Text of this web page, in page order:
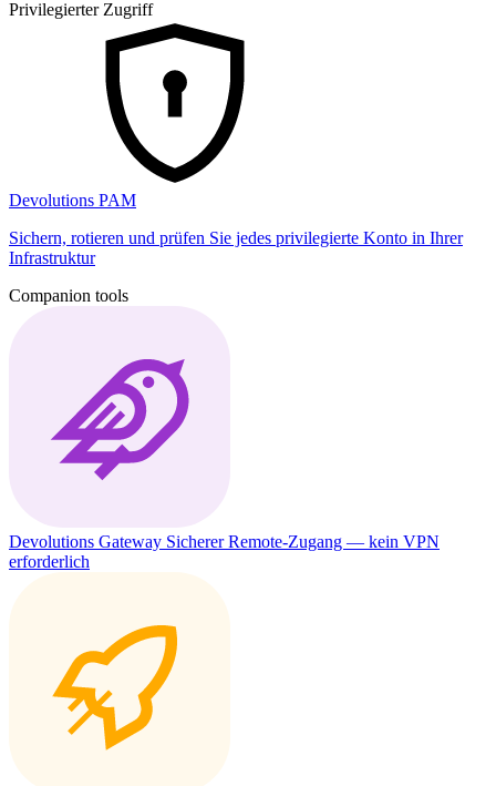
Privilegierter Zugriff
Devolutions PAM
Sichern, rotieren und prüfen Sie jedes privilegierte Konto in Ihrer
Infrastruktur
Companion tools
Devolutions Gateway Sicherer Remote-Zugang — kein VPN
erforderlich